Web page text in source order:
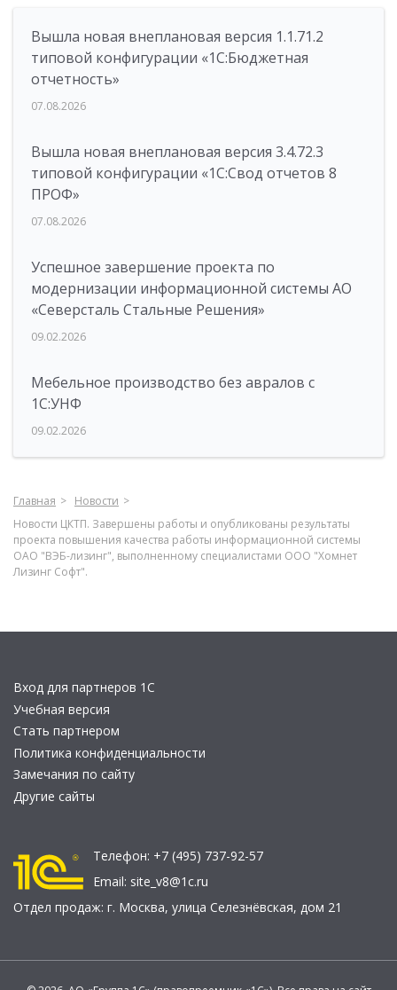
Вышла новая внеплановая версия 1.1.71.2
типовой конфигурации «1C:Бюджетная
отчетность»
07.08.2026
Вышла новая внеплановая версия 3.4.72.3
типовой конфигурации «1C:Свод отчетов 8
ПРОФ»
07.08.2026
Успешное завершение проекта по
модернизации информационной системы АО
«Северсталь Стальные Решения»
09.02.2026
Мебельное производство без авралов с
1С:УНФ
09.02.2026
Главная
Новости
Новости ЦКТП. Завершены работы и опубликованы результаты
проекта повышения качества работы информационной системы
ОАО "ВЭБ-лизинг", выполненному специалистами ООО "Хомнет
Лизинг Софт".
Вход для партнеров 1С
Учебная версия
Стать партнером
Политика конфиденциальности
Замечания по сайту
Другие сайты
Телефон: +7 (495) 737-92-57
Email: site_v8@1c.ru
Отдел продаж: г. Москва, улица Селезнёвская, дом 21